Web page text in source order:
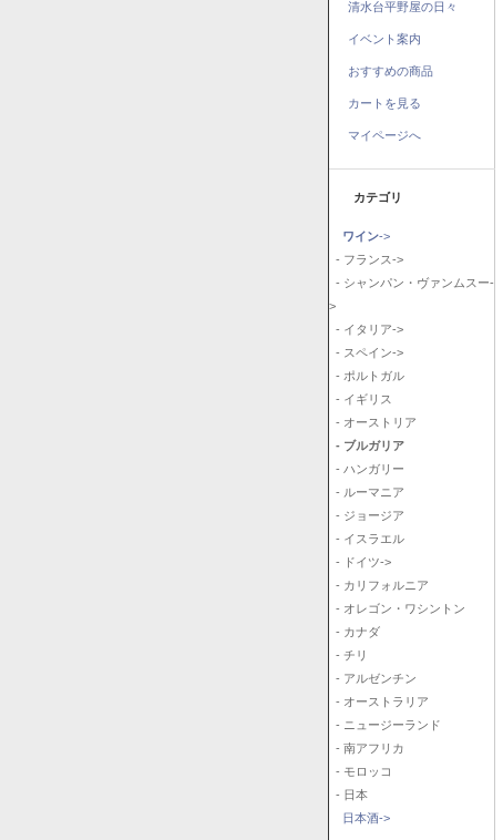
清水台平野屋の日々
イベント案内
おすすめの商品
カートを見る
マイページへ
カテゴリ
ワイン->
- フランス->
- シャンパン・ヴァンムスー-
>
- イタリア->
- スペイン->
- ポルトガル
- イギリス
- オーストリア
- ブルガリア
- ハンガリー
- ルーマニア
- ジョージア
- イスラエル
- ドイツ->
- カリフォルニア
- オレゴン・ワシントン
- カナダ
- チリ
- アルゼンチン
- オーストラリア
- ニュージーランド
- 南アフリカ
- モロッコ
- 日本
日本酒->